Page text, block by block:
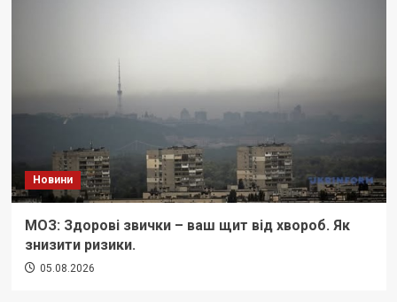
Новини
МОЗ: Здорові звички – ваш щит від хвороб. Як
знизити ризики.
05.08.2026